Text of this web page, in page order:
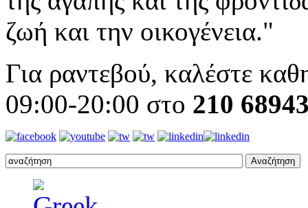
ζωή και την οικογένεια."
Για ραντεβού, καλέστε
09:00-20:00 στο 210